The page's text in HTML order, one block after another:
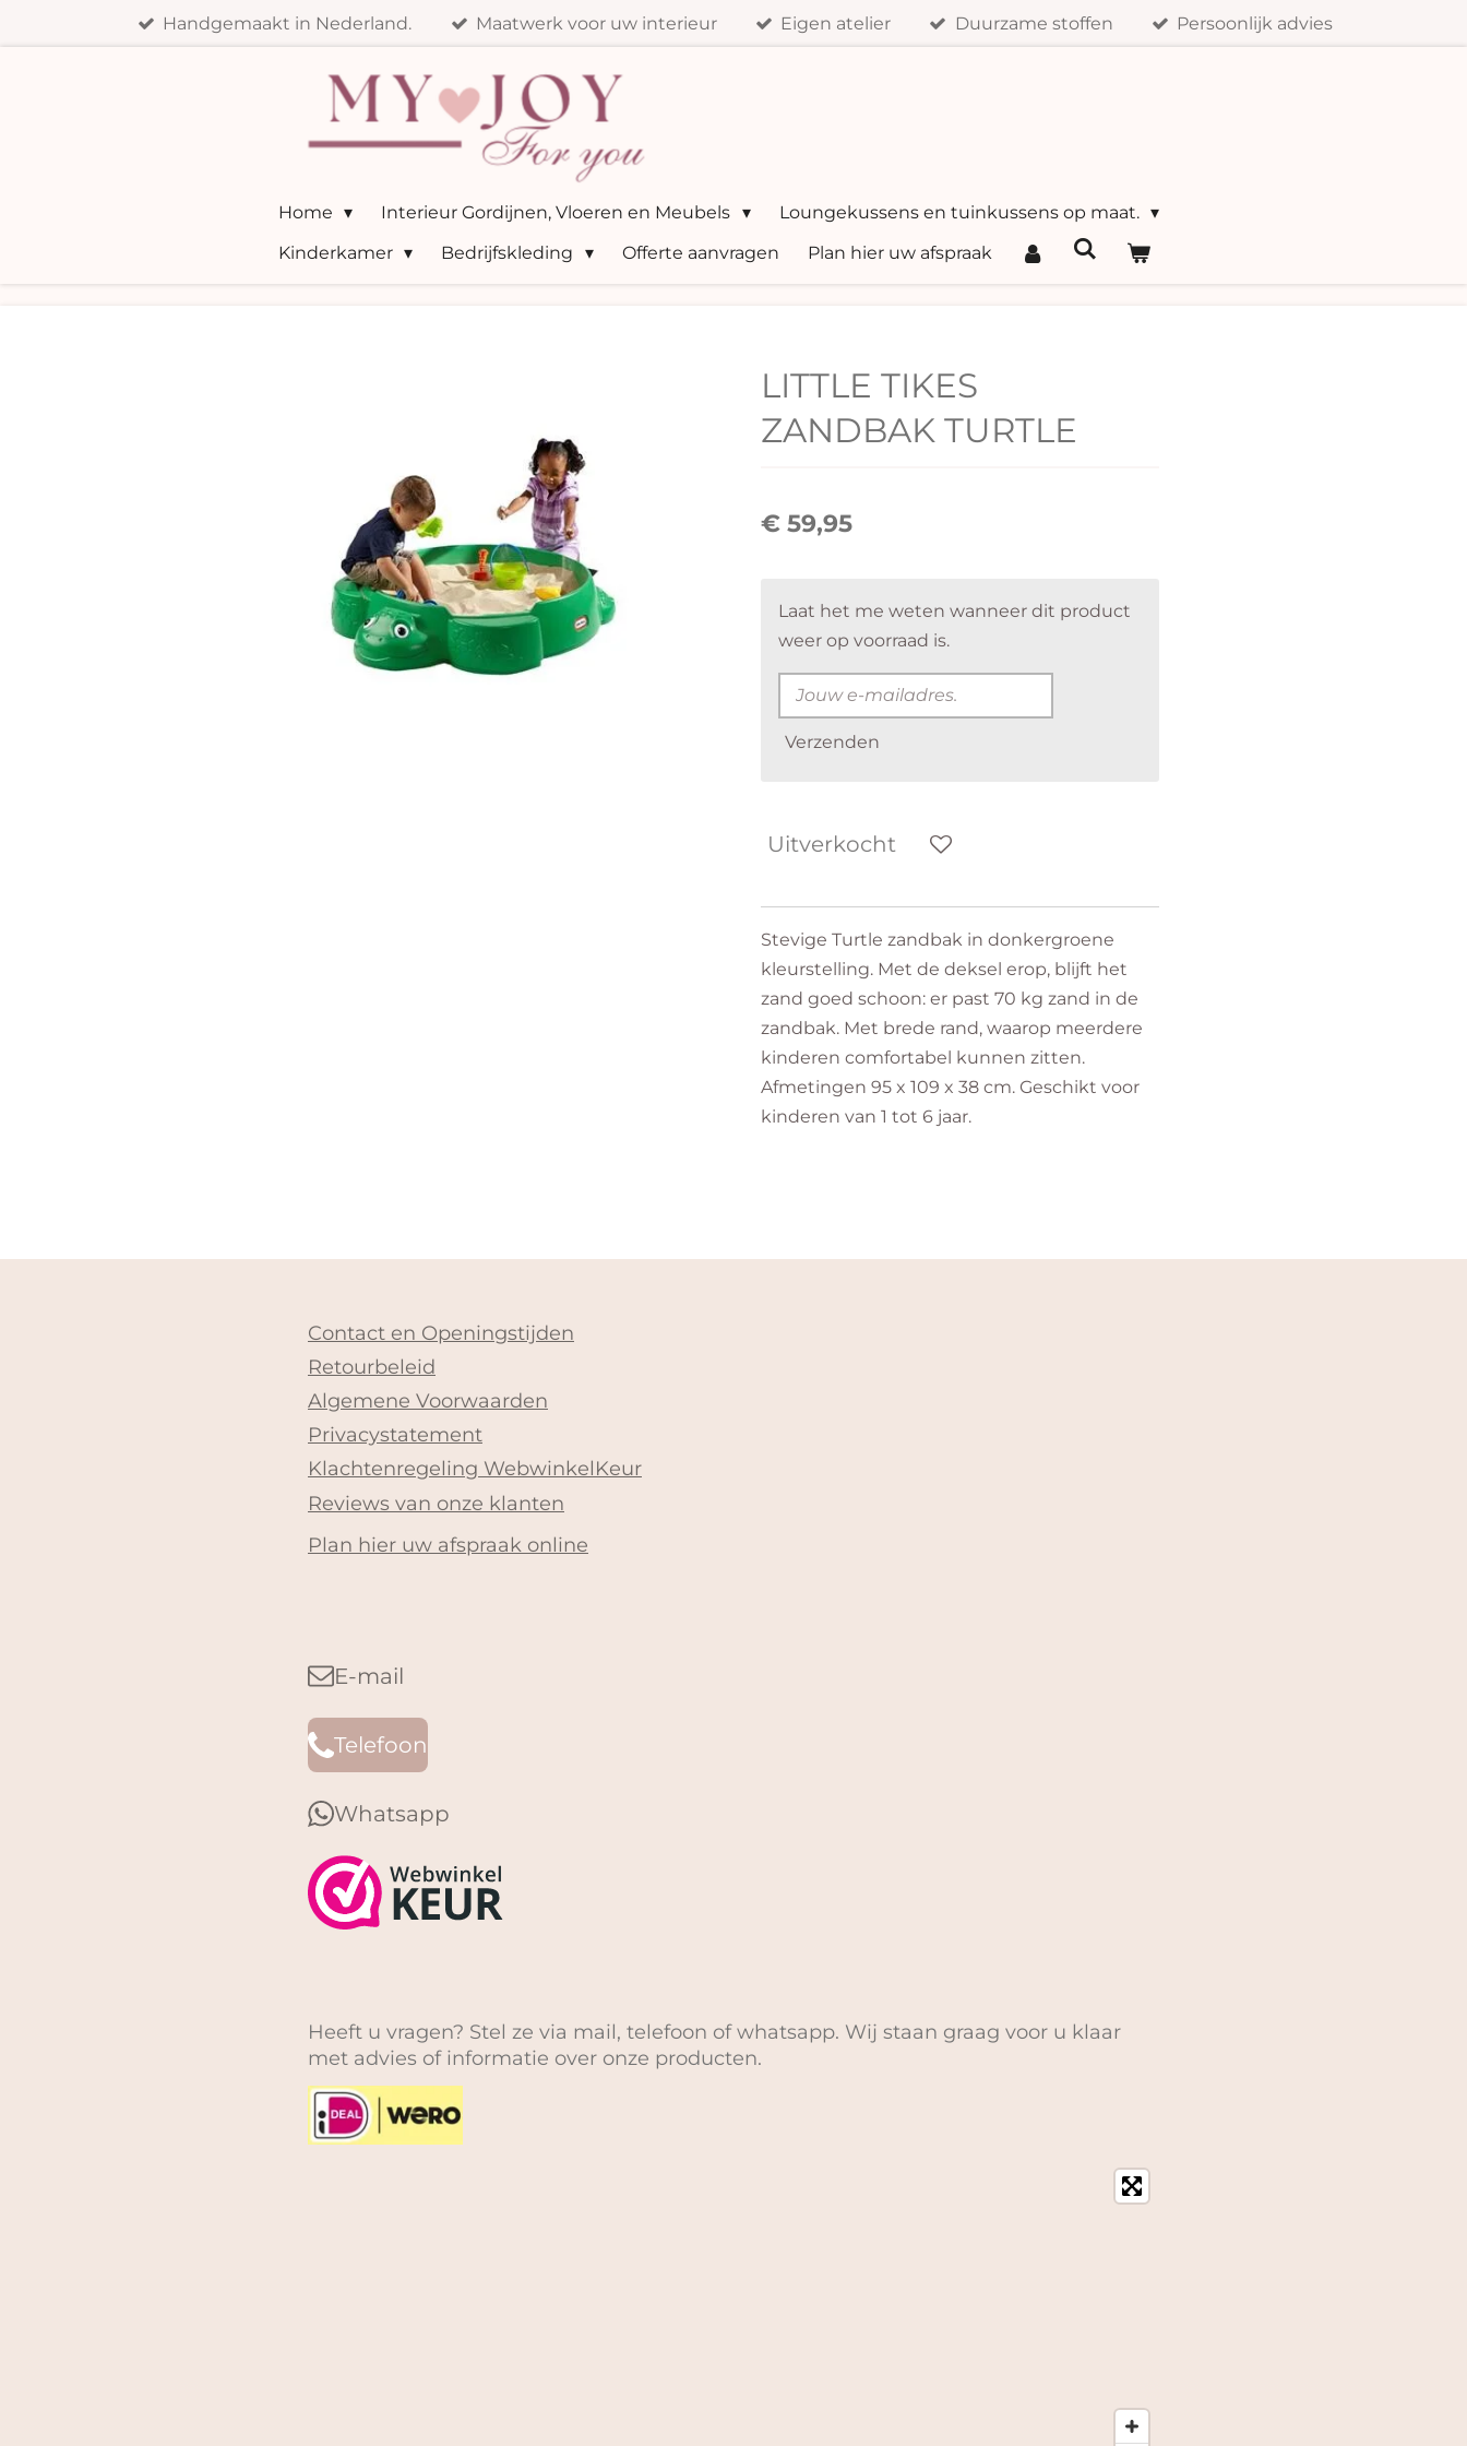
Handgemaakt in Nederland. Maatwerk voor uw interieur Eigen atelier Duurzame stoffen Persoonlijk advies
Home Interieur Gordijnen, Vloeren en Meubels
Loungekussens en tuinkussens op maat.
Kinderkamer
Bedrijfskleding Offerte aanvragen Plan hier uw afspraak
LITTLE TIKES
ZANDBAK TURTLE
€ 59,95
Laat het me weten wanneer dit product
weer op voorraad is.
Verzenden
Uitverkocht
Stevige Turtle zandbak in donkergroene
kleurstelling. Met de deksel erop, blijft het
zand goed schoon: er past 70 kg zand in de
zandbak. Met brede rand, waarop meerdere
kinderen comfortabel kunnen zitten.
Afmetingen 95 x 109 x 38 cm. Geschikt voor
kinderen van 1 tot 6 jaar.
Contact en Openingstijden
Retourbeleid
Algemene Voorwaarden
Privacystatement
Klachtenregeling WebwinkelKeur
Reviews van onze klanten
Plan hier uw afspraak online
E-mail
Telefoon
Whatsapp
Heeft u vragen? Stel ze via mail, telefoon of whatsapp. Wij staan graag voor u klaar
met advies of informatie over onze producten.